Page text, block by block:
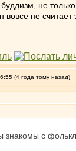
буддизм, не
вовсе не
(4 года тому назад)
знакомы с